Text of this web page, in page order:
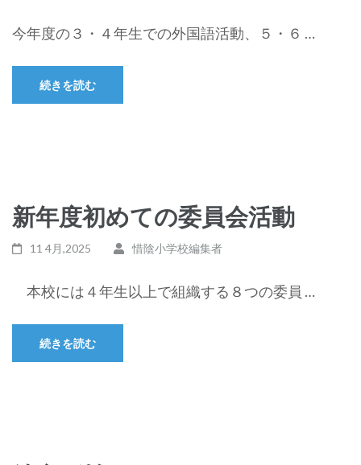
今年度の３・４年生での外国語活動、５・６ …
続きを読む
新年度初めての委員会活動
11 4月,2025 惜陰小学校編集者
本校には４年生以上で組織する８つの委員 …
続きを読む